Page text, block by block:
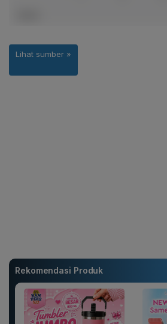
Rekomendasi Produk